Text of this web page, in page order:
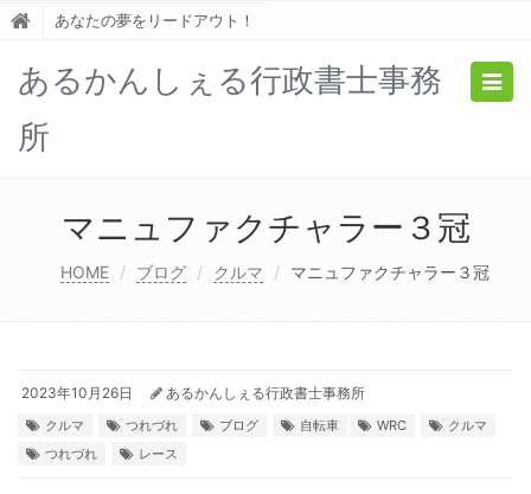
あなたの夢をリードアウト！
あるかんしぇる行政書士事務
所
マニュファクチャラー３冠
HOME ブログ クルマ マニュファクチャラー３冠
2023年10月26日 あるかんしぇる行政書士事務所
クルマ つれづれ ブログ 自転車 WRC
クルマ
つれづれ
レース